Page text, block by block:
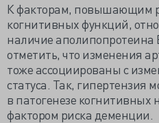
К факторам, повышающим
когнитивных функций,
наличие аполипопротеина
отметить, что изменения
тоже ассоциированы с
статуса. Так, гипертензия
в патогенезе
фактором риска деменции.